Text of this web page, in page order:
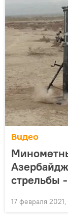
Видео
стрельбы
17 февраля